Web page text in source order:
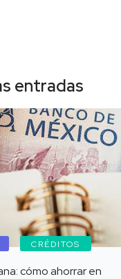
entradas
CRÉDITOS
cómo ahorrar en